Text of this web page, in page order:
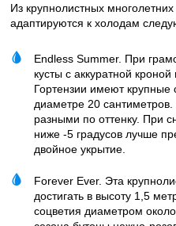
Из крупнолистных многолетних
адаптируются к холодам
Endless Summer. При
кусты с аккуратной
Гортензии имеют крупные
диаметре 20
разными по оттенку. При
ниже -5 градусов лучше
двойное укрытие.
Forever Ever. Эта
достигать в высоту 1,5
соцветия диаметром